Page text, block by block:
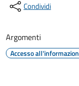
Condividi
Argomenti
Accesso